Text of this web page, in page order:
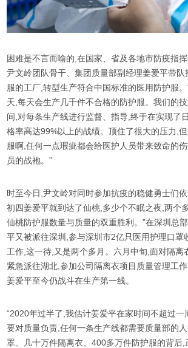
困难是不言而喻的,在国家、省及各地市防疫指
尹文岭团队骨干、集团质量部副经理姜爱平带队
服的工厂,转型生产符合中国标准的医用防护服
天,每天会生产几千件不合格的防护服。我们的
间,对每条生产线进行监督、指导,终于在实现了
格率高达99%以上的战绩。顶住了很大的压力,
服啊,任何一点瑕疵都会给医护人员带来致命的
员的战袍。”
时至今日,尹文岭对同时参加抗疫的稳健勇士们
初四姜爱平就到达了仙桃,多少个不眠之夜,两个
仙桃防护服数量与质量的双重胜利。”在深圳总
平又被派往深圳,参与深圳市2亿只医用护理口罩
工作,这一待,又是两个多月。六月中旬,面对隔离
紧急派往湖北,参加公司隔离衣项目质量管理工
姜爱平至今仍战斗在生产第一线。
“2020年过半了,我估计姜爱平在家时间不超过一
要对质量负责,任何一条生产线都需要质量部的
罩、几十万件隔离衣、400多万件防护服的背后,